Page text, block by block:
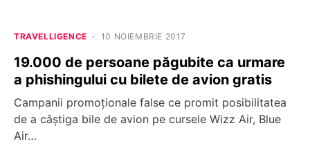
TRAVELLIGENCE 10 NOIEMBRIE 2017
19.000 de persoane păgubite ca urmare
a phishingului cu bilete de avion gratis
Campanii promoționale false ce promit posibilitatea
de a câștiga bile de avion pe cursele Wizz Air, Blue
Air…